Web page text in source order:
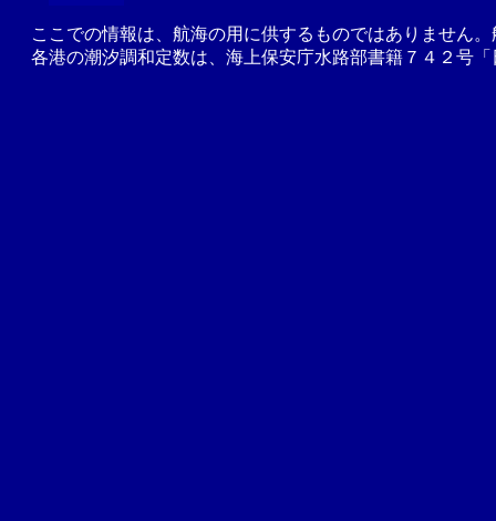
ここでの情報は、航海の用に供するものではありません
各港の潮汐調和定数は、海上保安庁水路部書籍７４２号